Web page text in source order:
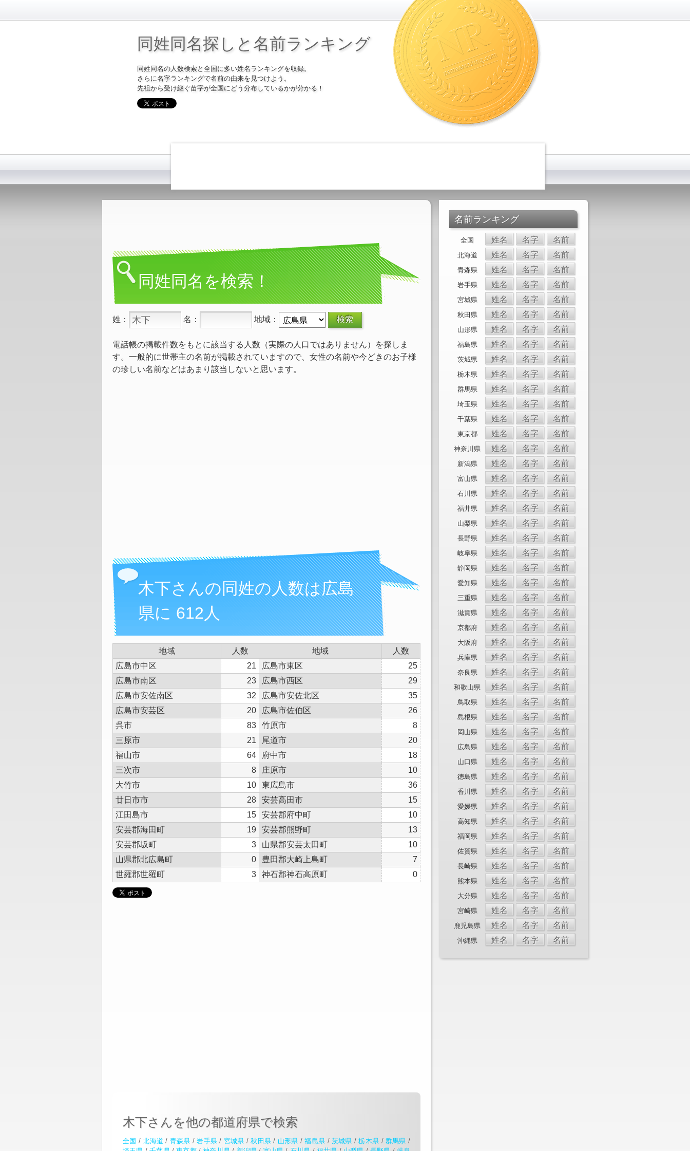
同姓同名探しと名前ランキング
同姓同名の人数検索と全国に多い姓名ランキングを収録。
さらに名字ランキングで名前の由来を見つけよう。
先祖から受け継ぐ苗字が全国にどう分布しているかが分かる！
同姓同名を検索！
姓： 名： 地域：
電話帳の掲載件数をもとに該当する人数（実際の人口ではありません）を探しま
す。一般的に世帯主の名前が掲載されていますので、女性の名前や今どきのお子様
の珍しい名前などはあまり該当しないと思います。
木下さんの同姓の人数は広島
県に 612人
地域 人数 地域
人数
広島市中区
21 広島市東区
25
広島市南区
23 広島市西区
29
広島市安佐南区
32 広島市安佐北区
35
広島市安芸区
20 広島市佐伯区
26
呉市
83 竹原市
8
三原市
21 尾道市
20
福山市
64 府中市
18
三次市
8 庄原市
10
大竹市
10 東広島市
36
廿日市市
28 安芸高田市
15
江田島市
15 安芸郡府中町
10
安芸郡海田町
19 安芸郡熊野町
13
安芸郡坂町
3 山県郡安芸太田町
10
山県郡北広島町
0 豊田郡大崎上島町
7
世羅郡世羅町
3 神石郡神石高原町 0
木下さんを他の都道府県で検索
全国 /北海道 / 青森県 /岩手県 / 宮城県 /秋田県 / 山形県 /福島県 / 茨城県 /栃木県 / 群馬県 /
名前ランキング
全国 姓名 名字 名前
北海道 姓名 名字 名前
青森県 姓名 名字 名前
岩手県 姓名 名字 名前
宮城県 姓名 名字 名前
秋田県 姓名 名字 名前
山形県 姓名 名字 名前
福島県 姓名 名字 名前
茨城県 姓名 名字 名前
栃木県 姓名 名字 名前
群馬県 姓名 名字 名前
埼玉県 姓名 名字 名前
千葉県 姓名 名字 名前
東京都 姓名 名字 名前
神奈川県 姓名 名字 名前
新潟県 姓名 名字 名前
富山県 姓名 名字 名前
石川県 姓名 名字 名前
福井県 姓名 名字 名前
山梨県 姓名 名字 名前
長野県 姓名 名字 名前
岐阜県 姓名 名字 名前
静岡県 姓名 名字 名前
愛知県 姓名 名字 名前
三重県 姓名 名字 名前
滋賀県 姓名 名字 名前
京都府 姓名 名字 名前
大阪府 姓名 名字 名前
兵庫県 姓名 名字 名前
奈良県 姓名 名字 名前
和歌山県 姓名 名字 名前
鳥取県 姓名 名字 名前
島根県 姓名 名字 名前
岡山県 姓名 名字 名前
広島県 姓名 名字 名前
山口県 姓名 名字 名前
徳島県 姓名 名字 名前
香川県 姓名 名字 名前
愛媛県 姓名 名字 名前
高知県 姓名 名字 名前
福岡県 姓名 名字 名前
佐賀県 姓名 名字 名前
長崎県 姓名 名字 名前
熊本県 姓名 名字 名前
大分県 姓名 名字 名前
宮崎県 姓名 名字 名前
鹿児島県 姓名 名字 名前
沖縄県 姓名 名字 名前